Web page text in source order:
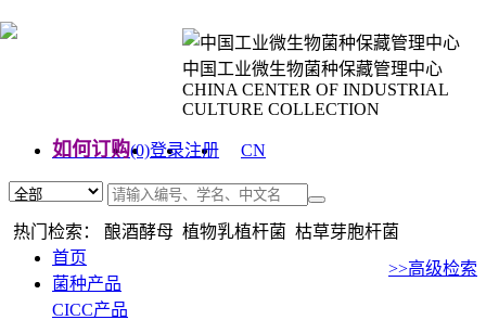
中国工业微生物菌种保藏管理中心
CHINA CENTER OF INDUSTRIAL
CULTURE COLLECTION
如何订购(0)登录注册
CN
热门检索： 酿酒酵母 植物乳植杆菌 枯草芽胞杆菌
>>高级检索
首页
菌种产品
CICC产品